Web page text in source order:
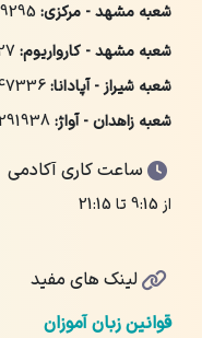
شعبه مشهد - مرکزی:
شعبه مشهد - کارواریوم:
شعبه شیراز - آپادانا:
شعبه زاهدان - آواژ:
ساعت کاری آکادمی
از 9:15 تا 21:15
لینک های مفید
قوانین زبان آموزان